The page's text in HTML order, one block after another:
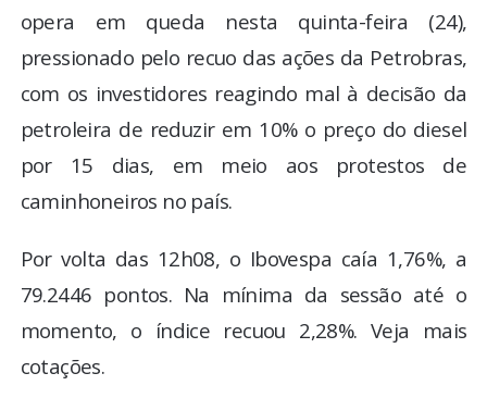
ENQUETE
FOTOS
opera em queda nesta quinta-feira (24),
pressionado pelo recuo das ações da Petrobras,
com os investidores reagindo mal à decisão da
petroleira de reduzir em 10% o preço do diesel
por 15 dias, em meio aos protestos de
caminhoneiros no país.
Por volta das 12h08, o Ibovespa caía 1,76%, a
79.2446 pontos. Na mínima da sessão até o
momento, o índice recuou 2,28%. Veja mais
cotações.